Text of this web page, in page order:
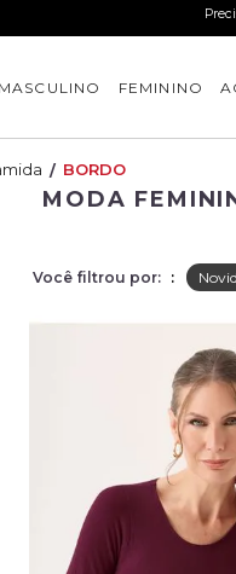
MASCULINO FEMININO
BORDO
Você filtrou por: :
MODA